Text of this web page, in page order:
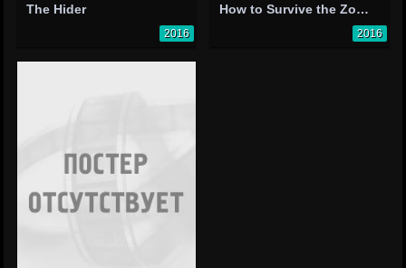
The Hider
2016
How to Survive the Zombie Apocalypse
2016